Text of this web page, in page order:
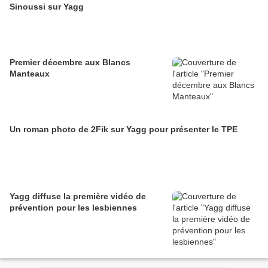
Sinoussi sur Yagg
Premier décembre aux Blancs
Manteaux
Un roman photo de 2Fik sur Yagg pour présenter le TPE
Yagg diffuse la première vidéo de
prévention pour les lesbiennes